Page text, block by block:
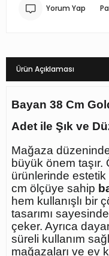
Yorum Yap
Ürün Açıklaması
Bayan 38 Cm
Adet ile Şık ve
Mağaza
büyük önem taşır.
ürünlerinde estetik
cm ölçüye sahip
hem kullanışlı bir
tasarımı
çeker. Ayrıca
süreli kullanım
mağazaları ve ev